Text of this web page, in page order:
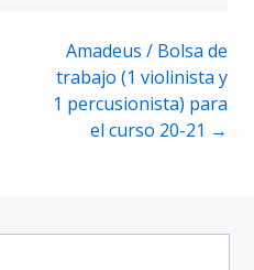
Amadeus / Bolsa de
trabajo (1 violinista y
1 percusionista) para
el curso 20-21 →